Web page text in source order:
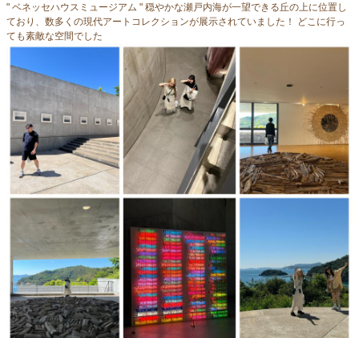
" ベネッセハウスミュージアム " 穏やかな瀬戸内海が一望できる丘の上に位置し
ており、数多くの現代アートコレクションが展示されていました！ どこに行っ
ても素敵な空間でした